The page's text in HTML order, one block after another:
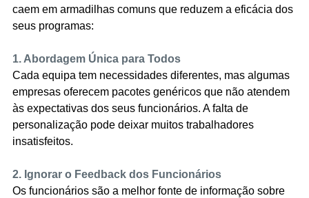
caem em armadilhas comuns que reduzem a eficácia dos
seus programas:
1. Abordagem Única para Todos
Cada equipa tem necessidades diferentes, mas algumas
empresas oferecem pacotes genéricos que não atendem
às expectativas dos seus funcionários. A falta de
personalização pode deixar muitos trabalhadores
insatisfeitos.
2. Ignorar o Feedback dos Funcionários
Os funcionários são a melhor fonte de informação sobre